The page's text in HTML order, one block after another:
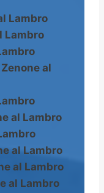
Lambro
Lambro
al
al Lambro
al Lambro
al Lambro
al Lambro